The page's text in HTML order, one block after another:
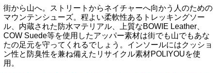
街から山へ。ストリートからネイチャーへ向かう人のための
マウンテンシューズ。程よい柔軟性あるトレッキングソー
ル、内蔵された防水マテリアル、上質なBOWIE Leather、
COW Suede等を使用したアッパー素材は街でも山でもあな
たの足元を守ってくれるでしょう。インソールにはクッショ
ン性と防臭性を兼ね備えたリサイクル素材POLIYOUを使
用。